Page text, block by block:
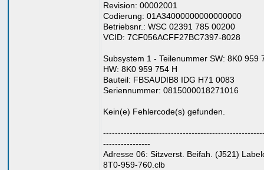
Revision: 00002001
Codierung: 01A34000000000000000
Betriebsnr.: WSC 02391 785 00200
VCID: 7CF056ACFF27BC7397-8028
Subsystem 1 - Teilenummer SW: 8K0 959
HW: 8K0 959 754 H
Bauteil: FBSAUDIB8 IDG H71 0083
Seriennummer: 0815000018271016
Kein(e) Fehlercode(s) gefunden.
----------------
Adresse 06: Sitzverst. Beifah. (J521)
8T0-959-760.clb